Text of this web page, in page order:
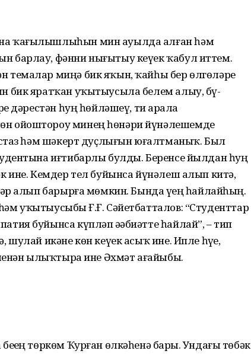
ҡағылышлыһын мин ауыл­да алған һәм
барлау, фән­ни нығытыу кеүек ҡабул иттем.
темалар миңә бик яҡын, ҡайһы бер өлгөләрҙе
бик ярат­ҡан уҡытыусыла белем алыу, бү­
дәрестән һуң һөйләшеү, тиҙ арала
ойоштороу минең һөнәри йүнәлешемде
һәм шәкерт дуҫлығын юғалтманыҡ. Был
иғтибарлы булды. Беренсе йылдан һуң
ине. Кемдер тел буйынса йүнәлеш алып китә,
алып барырға мөмкин. Бында үҙең һайлайһың.
уҡытыусыбыҙ Ғ.Ғ. Сәйет­бат­талов: “Студенттар
буйынса күпләп әҙәбиәтте һайлай”, – тип
икәне көн кеүек асыҡ ине. Ипле һүҙе,
ылыҡтыра ине Әхмәт ағайыбыҙ.
төркөм Ҡурған өлкә­һенә барҙы. Ундағы төбәк